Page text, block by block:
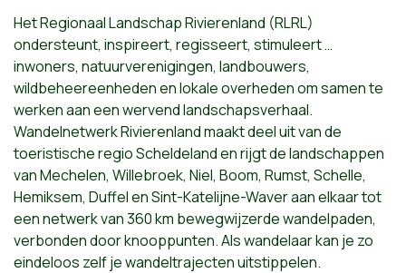
Het Regionaal Landschap Rivierenland (RLRL)
ondersteunt, inspireert, regisseert, stimuleert …
inwoners, natuurverenigingen, landbouwers,
wildbeheereenheden en lokale overheden om samen te
werken aan een wervend landschapsverhaal.
Wandelnetwerk Rivierenland maakt deel uit van de
toeristische regio Scheldeland en rijgt de landschappen
van Mechelen, Willebroek, Niel, Boom, Rumst, Schelle,
Hemiksem, Duffel en Sint-Katelijne-Waver aan elkaar tot
een netwerk van 360 km bewegwijzerde wandelpaden,
verbonden door knooppunten. Als wandelaar kan je zo
eindeloos zelf je wandeltrajecten uitstippelen.